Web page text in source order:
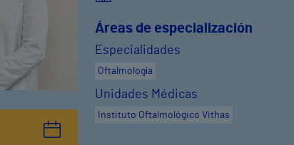
Áreas de especialización
Especialidades
Oftalmología
Unidades Médicas
Instituto Oftalmológico Vithas